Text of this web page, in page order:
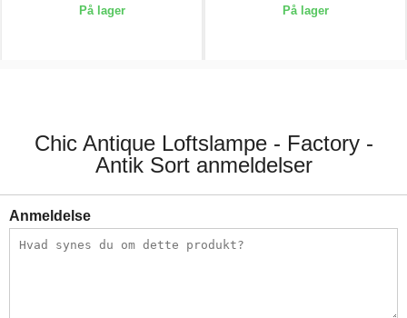
På lager På lager
Chic Antique Loftslampe - Factory -
Antik Sort anmeldelser
Anmeldelse